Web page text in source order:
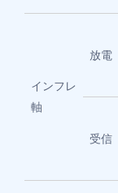
インフレ
軸
放電
受信